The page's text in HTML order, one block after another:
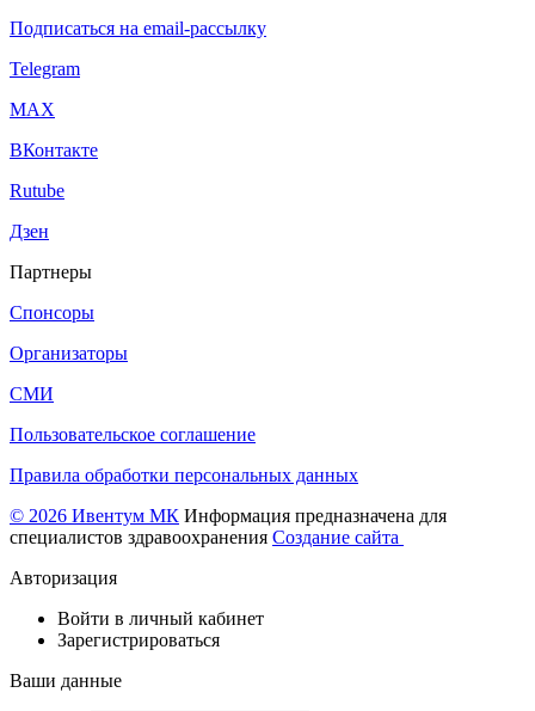
Подписаться на email-рассылку
Telegram
МАХ
ВКонтакте
Rutube
Дзен
Партнеры
Спонсоры
Организаторы
СМИ
Пользовательское соглашение
Правила обработки персональных данных
© 2026 Ивентум МК Информация предназначена для
специалистов здравоохранения Создание сайта
Авторизация
Войти в личный кабинет
Зарегистрироваться
Ваши данные